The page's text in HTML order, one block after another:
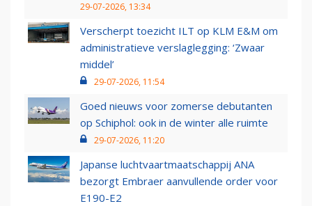
29-07-2026, 13:34
Verscherpt toezicht ILT op KLM E&M om
administratieve verslaglegging: ‘Zwaar
middel’
29-07-2026, 11:54
Goed nieuws voor zomerse debutanten
op Schiphol: ook in de winter alle ruimte
29-07-2026, 11:20
Japanse luchtvaartmaatschappij ANA
bezorgt Embraer aanvullende order voor
E190-E2